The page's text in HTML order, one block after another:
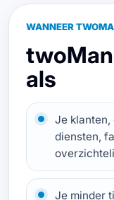
WANNEER
als
Je klanten,
diensten,
Je minder